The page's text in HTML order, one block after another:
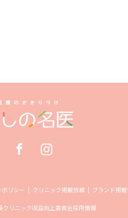
ポリシー クリニック掲載依頼 ブランド掲
クリニック収益向上委員会採用情報